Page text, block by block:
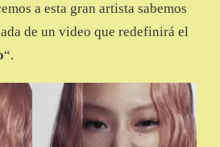
a esta gran artista sabemos
de un video que redefinirá el
“.